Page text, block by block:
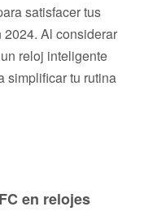
satisfacer tus
Al considerar
reloj inteligente
simplificar tu rutina
en relojes